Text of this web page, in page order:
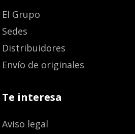
El Grupo
Sedes
Distribuidores
Envío de originales
Te interesa
Aviso legal